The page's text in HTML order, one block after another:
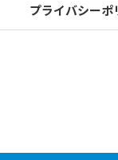
プライバシーポ